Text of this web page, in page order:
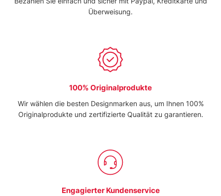
Überweisung.
100% Originalprodukte
Wir wählen die besten Designmarken aus, um Ihnen 100%
Originalprodukte und zertifizierte Qualität zu garantieren.
Engagierter Kundenservice